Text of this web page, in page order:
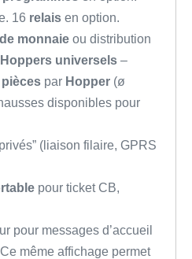
16 relais en option.
monnaie ou distribution
Hoppers universels –
pièces par Hopper (ø
disponibles pour
(liaison filaire, GPRS
pour ticket CB,
pour messages d’accueil
même affichage permet